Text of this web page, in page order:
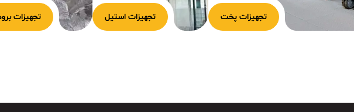
تجهیزات پخت تجهیزات استیل تجهیزات